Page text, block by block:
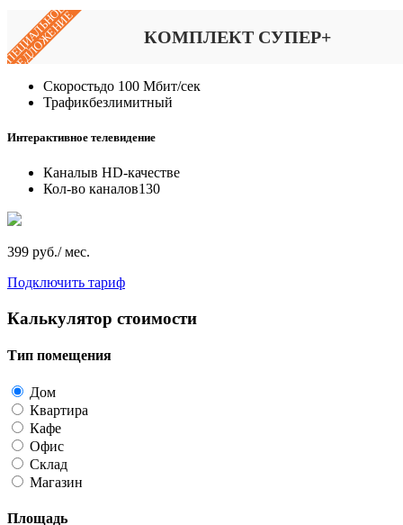
ПРЕДЛОЖЕНИЕ КОМПЛЕКТ СУПЕР+
Скоростьдо 100 Мбит/сек
Трафикбезлимитный
Интерактивное телевидение
Каналыв HD-качестве
Кол-во каналов130
399 руб./ мес.
Подключить тариф
Калькулятор стоимости
Тип помещения
Дом
Квартира
Кафе
Офис
Склад
Магазин
Площадь